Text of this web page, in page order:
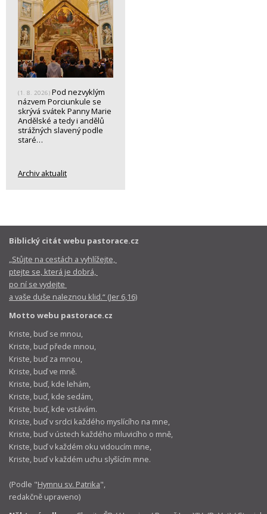
(1. 8. 2026) Pod nezvyklým
názvem Porciunkule se
skrývá svátek Panny Marie
Andělské a tedy i andělů
strážných slavený podle
staré…
Archiv aktualit
Biblický citát webu pastorace.cz
„Stůjte na cestách a vyhlížejte,
ptejte se, která je dobrá,
po ní se vydejte
a vaše duše naleznou klid.“ (Jer 6,16)
Motto webu pastorace.cz
Kriste, buď se mnou,
Kriste, buď přede mnou,
Kriste, buď za mnou,
Kriste, buď ve mně.
Kriste, buď, kde lehám,
Kriste, buď, kde sedám,
Kriste, buď, kde vstávám.
Kriste, buď v srdci každého myslícího na mne,
Kriste, buď v ústech každého mluvicího o mně,
Kriste, buď v každém oku vidoucím mne,
Kriste, buď v každém uchu slyšícím mne.
(Podle "Hymnu sv. Patrika",
redakčně upraveno)